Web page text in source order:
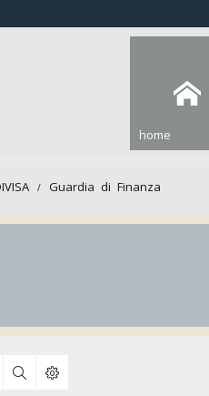
home
Guardia di Finanza